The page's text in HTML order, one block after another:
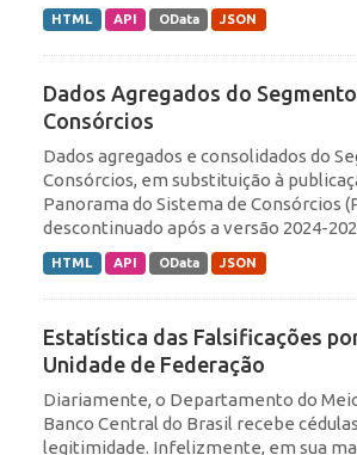
HTML API OData JSON
Dados Agregados do
Consórcios
Dados agregados e consolidados do
Consórcios, em substituição à
Panorama do Sistema de Consórcios
descontinuado após a versão 2024-
HTML API OData JSON
Estatística das Falsificações
Unidade de Federação
Diariamente, o Departamento do
Banco Central do Brasil recebe
legitimidade. Infelizmente, em sua